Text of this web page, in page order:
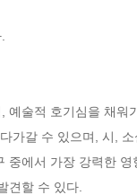
예술적 호기심을 채
가갈 수 있으며, 시,
중에서 가장 강력한
견할 수 있다.